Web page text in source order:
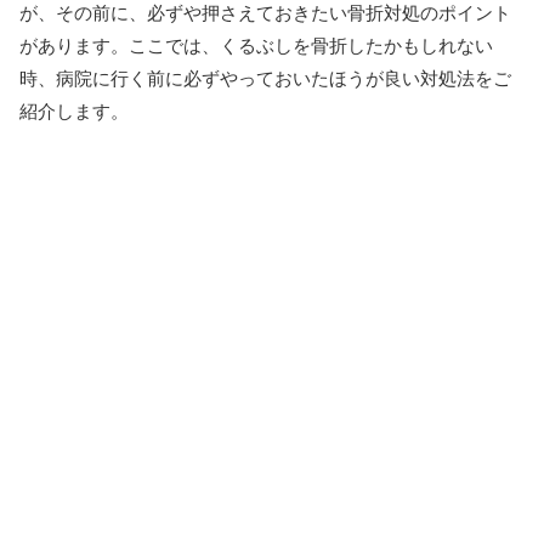
が、その前に、必ずや押さえておきたい骨折対処のポイント
があります。ここでは、くるぶしを骨折したかもしれない
時、病院に行く前に必ずやっておいたほうが良い対処法をご
紹介します。